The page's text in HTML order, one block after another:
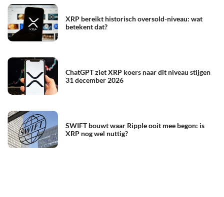
XRP bereikt historisch oversold-niveau: wat
betekent dat?
ChatGPT ziet XRP koers naar dit niveau stijgen
31 december 2026
SWIFT bouwt waar Ripple ooit mee begon: is
XRP nog wel nuttig?